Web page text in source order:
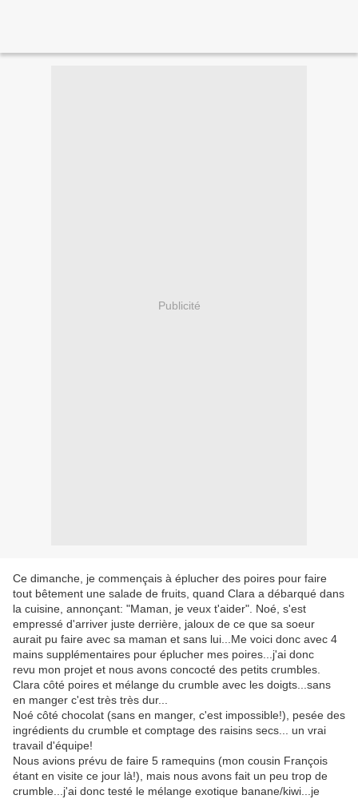
Publicité
Ce dimanche, je commençais à éplucher des poires pour faire
tout bêtement une salade de fruits, quand Clara a débarqué dans
la cuisine, annonçant: "Maman, je veux t'aider". Noé, s'est
empressé d'arriver juste derrière, jaloux de ce que sa soeur
aurait pu faire avec sa maman et sans lui...Me voici donc avec 4
mains supplémentaires pour éplucher mes poires...j'ai donc
revu mon projet et nous avons concocté des petits crumbles.
Clara côté poires et mélange du crumble avec les doigts...sans
en manger c'est très très dur...
Noé côté chocolat (sans en manger, c'est impossible!), pesée des
ingrédients du crumble et comptage des raisins secs... un vrai
travail d'équipe!
Nous avions prévu de faire 5 ramequins (mon cousin François
étant en visite ce jour là!), mais nous avons fait un peu trop de
crumble...j'ai donc testé le mélange exotique banane/kiwi...je